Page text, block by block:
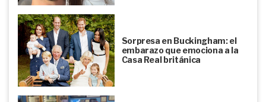
Sorpresa en Buckingham: el
embarazo que emociona a la
Casa Real británica